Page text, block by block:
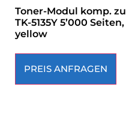
Toner-Modul komp. zu
TK-5135Y 5’000 Seiten,
yellow
PREIS ANFRAGEN